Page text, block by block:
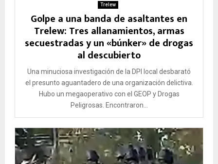
Trelew
Golpe a una banda de asaltantes en
Trelew: Tres allanamientos, armas
secuestradas y un «búnker» de drogas
al descubierto
Una minuciosa investigación de la DPI local desbarató
el presunto aguantadero de una organización delictiva.
Hubo un megaoperativo con el GEOP y Drogas
Peligrosas. Encontraron...